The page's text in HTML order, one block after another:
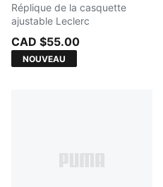
Réplique de la casquette
ajustable Leclerc
CAD $55.00
NOUVEAU